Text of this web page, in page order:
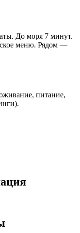
До моря 7 минут.
меню. Рядом —
питание,